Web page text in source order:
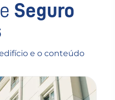
Seguro
e o conteúdo